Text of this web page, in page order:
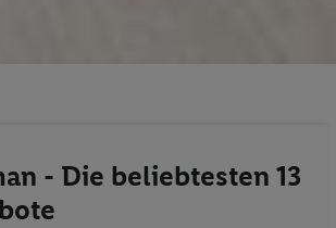
- Die beliebtesten 13